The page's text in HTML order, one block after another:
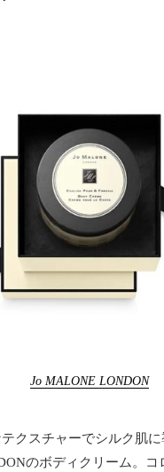
Jo MALONE LONDON
クスチャーでシルク肌に
のボディクリーム。コ